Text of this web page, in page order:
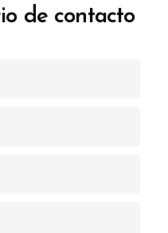
de contacto